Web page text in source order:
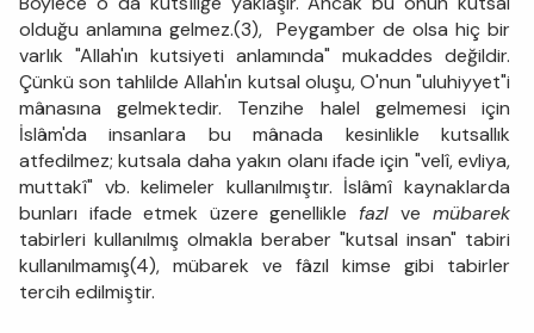
olduğu anlamına gelmez.(3), Peygamber de olsa hiç bir
varlık "Allah'ın kutsiyeti anlamında" mukaddes değildir.
Çünkü son tahlilde Allah'ın kutsal oluşu, O'nun "uluhiyyet"i
mânasına gelmektedir. Tenzihe halel gelmemesi için
İslâm'da insanlara bu mânada kesinlikle kutsallık
atfedilmez; kutsala daha yakın olanı ifade için "velî, evliya,
muttakî" vb. kelimeler kullanılmıştır. İslâmî kaynaklarda
bunları ifade etmek üzere genellikle fazlvemübarek
tabirleri kullanılmış olmakla beraber "kutsal insan" tabiri
kullanılmamış(4), mübarek ve fâzıl kimse gibi tabirler
tercih edilmiştir.